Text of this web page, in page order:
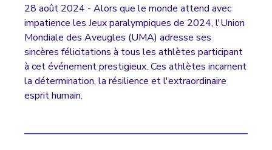
28 août 2024 - Alors que le monde attend avec
impatience les Jeux paralympiques de 2024, l'Union
Mondiale des Aveugles (UMA) adresse ses
sincères félicitations à tous les athlètes participant
à cet événement prestigieux. Ces athlètes incarnent
la détermination, la résilience et l'extraordinaire
esprit humain.